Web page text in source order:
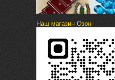
Наш магазин Озон